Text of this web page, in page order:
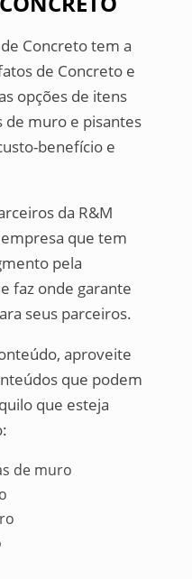
Concreto tem a
de Concreto e
opções de itens
de muro e pisantes
benefício e
da R&M
que tem
pela
faz onde garante
seus parceiros.
aproveite
que podem
que esteja
de muro